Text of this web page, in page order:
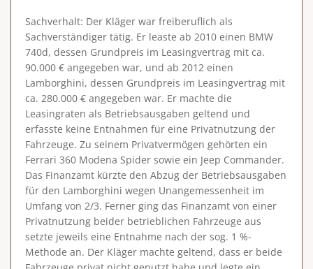
Sachverhalt: Der Kläger war freiberuflich als
Sachverständiger tätig. Er leaste ab 2010 einen BMW
740d, dessen Grundpreis im Leasingvertrag mit ca.
90.000 € angegeben war, und ab 2012 einen
Lamborghini, dessen Grundpreis im Leasingvertrag mit
ca. 280.000 € angegeben war. Er machte die
Leasingraten als Betriebsausgaben geltend und
erfasste keine Entnahmen für eine Privatnutzung der
Fahrzeuge. Zu seinem Privatvermögen gehörten ein
Ferrari 360 Modena Spider sowie ein Jeep Commander.
Das Finanzamt kürzte den Abzug der Betriebsausgaben
für den Lamborghini wegen Unangemessenheit im
Umfang von 2/3. Ferner ging das Finanzamt von einer
Privatnutzung beider betrieblichen Fahrzeuge aus
setzte jeweils eine Entnahme nach der sog. 1 %-
Methode an. Der Kläger machte geltend, dass er beide